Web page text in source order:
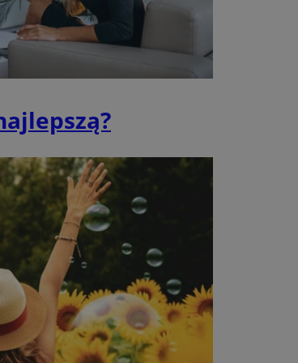
1 rok
Ten plik cookie przechowuje identyfikator sesji.
1 rok
Ten plik cookie przechowuje identyfikator sesji.
Ten plik cookie przechowuje identyfikator sesji.
Jest to konieczne, aby baner cookie Cookie-
Script.com działał poprawnie.
sekundy
botów. Jest to korzystne dla strony internetowej,
ponieważ umożliwia tworzenie ważnych raportów
na temat korzystania z jej witryny internetowej.
5 miesięcy 4
Ten plik cookie przechowuje informacje o zgodzie
użytkownika oraz jego preferencjach dotyczących
prywatności podczas korzystania z witryny.
Rejestruje wybory dotyczące polityki prywatności
i ustawień zgody, zapewniając ich przestrzeganie
w kolejnych wizytach. Dzięki temu użytkownik nie
musi ponownie konfigurować swoich preferencji,
co zwiększa wygodę i zgodność z regulacjami
ochrony danych.
Sesja
Rejestruje, który klaster serwerów obsługuje
gościa. Jest to używane w kontekście
równoważenia obciążenia w celu optymalizacji
doświadczenia użytkownika.